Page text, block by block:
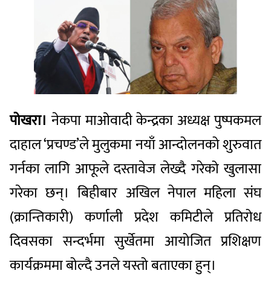
पोखरा। नेकपा माओवादी केन्द्रका अध्यक्ष पुष्पकमल
दाहाल ‘प्रचण्ड’ले मुलुकमा नयाँ आन्दोलनको शुरुवात
गर्नका लागि आफूले दस्तावेज लेख्दै गरेको खुलासा
गरेका छन्। बिहीबार अखिल नेपाल महिला संघ
(क्रान्तिकारी) कर्णाली प्रदेश कमिटीले प्रतिरोध
दिवसका सन्दर्भमा सुर्खेतमा आयोजित प्रशिक्षण
कार्यक्रममा बोल्दै उनले यस्तो बताएका हुन्।